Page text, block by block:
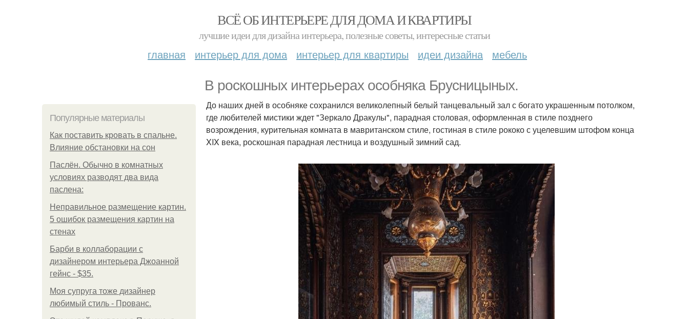
ВСЁ ОБ ИНТЕРЬЕРЕ ДЛЯ ДОМА И КВАРТИРЫ
лучшие идеи для дизайна интерьера, полезные советы, интересные статьи
главная интерьер для дома интерьер для квартиры идеи дизайна мебель
В роскошных интерьерах особняка Брусницыных.
Популярные материалы
Как поставить кровать в спальне.
Влияние обстановки на сон
Паслён. Обычно в комнатных
условиях разводят два вида
паслена:
Неправильное размещение картин.
5 ошибок размещения картин на
стенах
Барби в коллаборации с
дизайнером интерьера Джоанной
гейнс - $35.
Моя супруга тоже дизайнер
любимый стиль - Прованс.
До наших дней в особняке сохранился великолепный белый танцевальный зал с богато украшенным потолком,
где любителей мистики ждет "Зеркало Дракулы", парадная столовая, оформленная в стиле позднего
возрождения, курительная комната в мавританском стиле, гостиная в стиле рококо с уцелевшим штофом конца
XIX века, роскошная парадная лестница и воздушный зимний сад.